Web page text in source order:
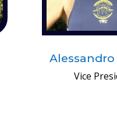
Vice